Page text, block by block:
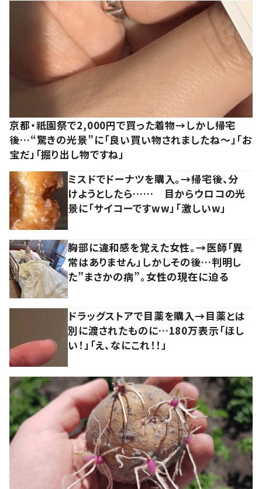
京都・祇園祭で2,000円で買った着物→しかし帰宅
後…“驚きの光景”に「良い買い物されましたね～」「お
宝だ」「掘り出し物ですね」
ミスドでドーナツを購入。→帰宅後、分
けようとしたら…… 目からウロコの光
景に「サイコーですww」「激しいw」
胸部に違和感を覚えた女性。→医師「異
常はありません」しかしその後…判明し
た”まさかの病”。女性の現在に迫る
ドラッグストアで目薬を購入→目薬とは
別に渡されたものに…180万表示「ほし
い！」「え、なにこれ！！」